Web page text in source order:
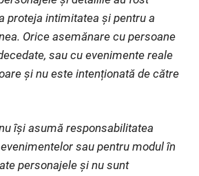
proteja intimitatea și pentru a
Orice asemănare cu persoane
sau cu evenimente reale
și nu este intenționată de către
își asumă responsabilitatea
sau pentru modul în
personajele și nu sunt